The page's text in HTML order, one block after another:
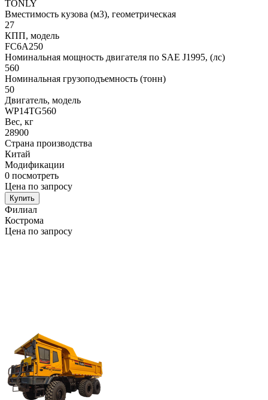
TONLY
Вместимость кузова (м3), геометрическая
27
КПП, модель
FC6A250
Номинальная мощность двигателя по SAE J1995, (лс)
560
Номинальная грузоподъемность (тонн)
50
Двигатель, модель
WP14TG560
Вес, кг
28900
Страна производства
Китай
Модификации
0 посмотреть
Цена по запросу
Купить
Филиал
Кострома
Цена по запросу